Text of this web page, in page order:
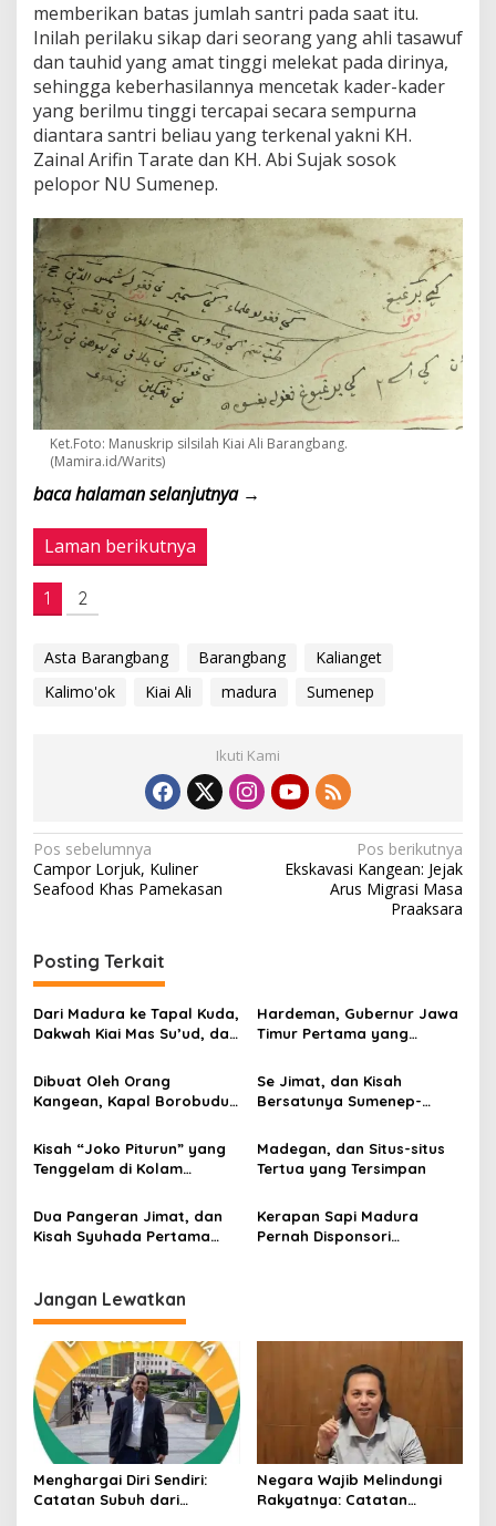
memberikan batas jumlah santri pada saat itu.
Inilah perilaku sikap dari seorang yang ahli tasawuf
dan tauhid yang amat tinggi melekat pada dirinya,
sehingga keberhasilannya mencetak kader-kader
yang berilmu tinggi tercapai secara sempurna
diantara santri beliau yang terkenal yakni KH.
Zainal Arifin Tarate dan KH. Abi Sujak sosok
pelopor NU Sumenep.
Ket.Foto: Manuskrip silsilah Kiai Ali Barangbang.
(Mamira.id/Warits)
baca halaman selanjutnya →
Laman berikutnya
1 2
Asta Barangbang Barangbang
Kalianget
Kalimo'ok
Kiai Ali madura Sumenep
Ikuti Kami
N
a
i
g
a
s
i
p
s
Pos sebelumnya
Campor Lorjuk, Kuliner
Seafood Khas Pamekasan
Pos berikutnya
Ekskavasi Kangean: Jejak
Arus Migrasi Masa
Praaksara
Posting Terkait
Dari Madura ke Tapal Kuda,
Dakwah Kiai Mas Su’ud, dan
Penerus Menusantara dan
Mendunia
Hardeman, Gubernur Jawa
Timur Pertama yang
Kepulauan Kangean
Dibuat Oleh Orang
Kangean, Kapal Borobudur
Lautan Hingga ke Afrika
Se Jimat, dan Kisah
Bersatunya Sumenep-
Kisah “Joko Piturun” yang
Tenggelam di Kolam
Madegan, dan Situs-situs
Tertua yang Tersimpan
Dua Pangeran Jimat, dan
Kisah Syuhada Pertama
Kerapan Sapi Madura
Pernah Disponsori
Jangan Lewatkan
Menghargai Diri Sendiri:
Catatan Subuh dari
Negara Wajib Melindungi
Rakyatnya: Catatan